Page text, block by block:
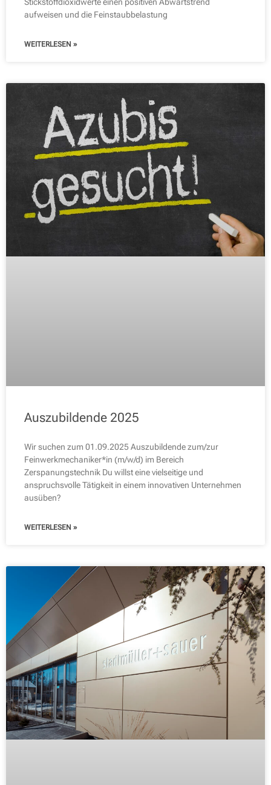
Stickstoffdioxidwerte einen positiven Abwärtstrend
aufweisen und die Feinstaubbelastung
WEITERLESEN »
Auszubildende 2025
Wir suchen zum 01.09.2025 Auszubildende zum/zur
Feinwerkmechaniker*in (m/w/d) im Bereich
Zerspanungstechnik Du willst eine vielseitige und
anspruchsvolle Tätigkeit in einem innovativen Unternehmen
ausüben?
WEITERLESEN »